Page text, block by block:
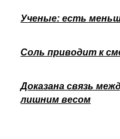
Ученые: есть
Соль приводит к
Доказана связь
лишним весом